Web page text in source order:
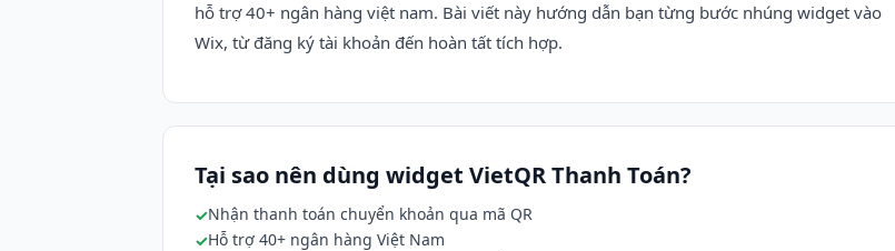
hỗ trợ 40+ ngân hàng việt nam. Bài viết này hướng dẫn bạn từng bước nhúng widget vào
Wix, từ đăng ký tài khoản đến hoàn tất tích hợp.
Tại sao nên dùng widget VietQR Thanh Toán?
Nhận thanh toán chuyển khoản qua mã QR
Hỗ trợ 40+ ngân hàng Việt Nam